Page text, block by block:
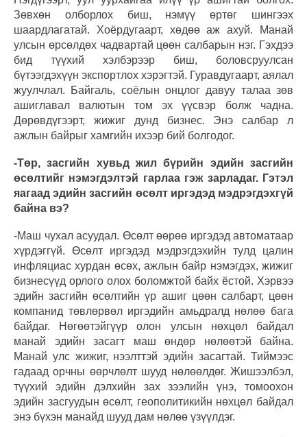
Зөвхөн олборлох биш, нэмүү өртөг шингээх
шаардлагатай. Хоёрдугаарт, хөдөө аж ахуй. Манай
улсын өрсөлдөх чадвартай цөөн салбарын нэг. Гэхдээ
бид түүхий хэлбэрээр биш, боловсруулсан
бүтээгдэхүүн экспортлох хэрэгтэй. Гуравдугаарт, аялал
жуулчлал. Байгаль, соёлын онцлог давуу талаа зөв
ашиглавал валютын том эх үүсвэр болж чадна.
Дөрөвдүгээрт, жижиг дунд бизнес. Энэ салбар л
ажлын байрыг хамгийн ихээр бий болгодог.
-Төр, засгийн хувьд жил бүрийн эдийн засгийн
өсөлтийг нэмэгдэлтэй гарлаа гэж зарладаг. Гэтэл
яагаад эдийн засгийн өсөлт иргэдэд мэдрэгдэхгүй
байна вэ?
-Маш чухал асуудал. Өсөлт өөрөө иргэдэд автоматаар
хүрдэггүй. Өсөлт иргэдэд мэдрэгдэхийн тулд цалин
инфляциас хурдан өсөх, ажлын байр нэмэгдэх, жижиг
бизнесүүд орлого олох боломжтой байх ёстой. Хэрвээ
эдийн засгийн өсөлтийн үр ашиг цөөн салбарт, цөөн
компанид төвлөрвөл иргэдийн амьдралд нөлөө бага
байдаг. Нөгөөтэйгүүр олон улсын нөхцөл байдал
манай эдийн засагт маш өндөр нөлөөтэй байна.
Манай улс жижиг, нээлттэй эдийн засагтай. Тиймээс
гадаад орчны өөрчлөлт шууд нөлөөлдөг. Жишээлбэл,
түүхий эдийн дэлхийн зах зээлийн үнэ, томоохон
эдийн засгуудын өсөлт, геополитикийн нөхцөл байдал
энэ бүхэн манайд шууд дам нөлөө үзүүлдэг.